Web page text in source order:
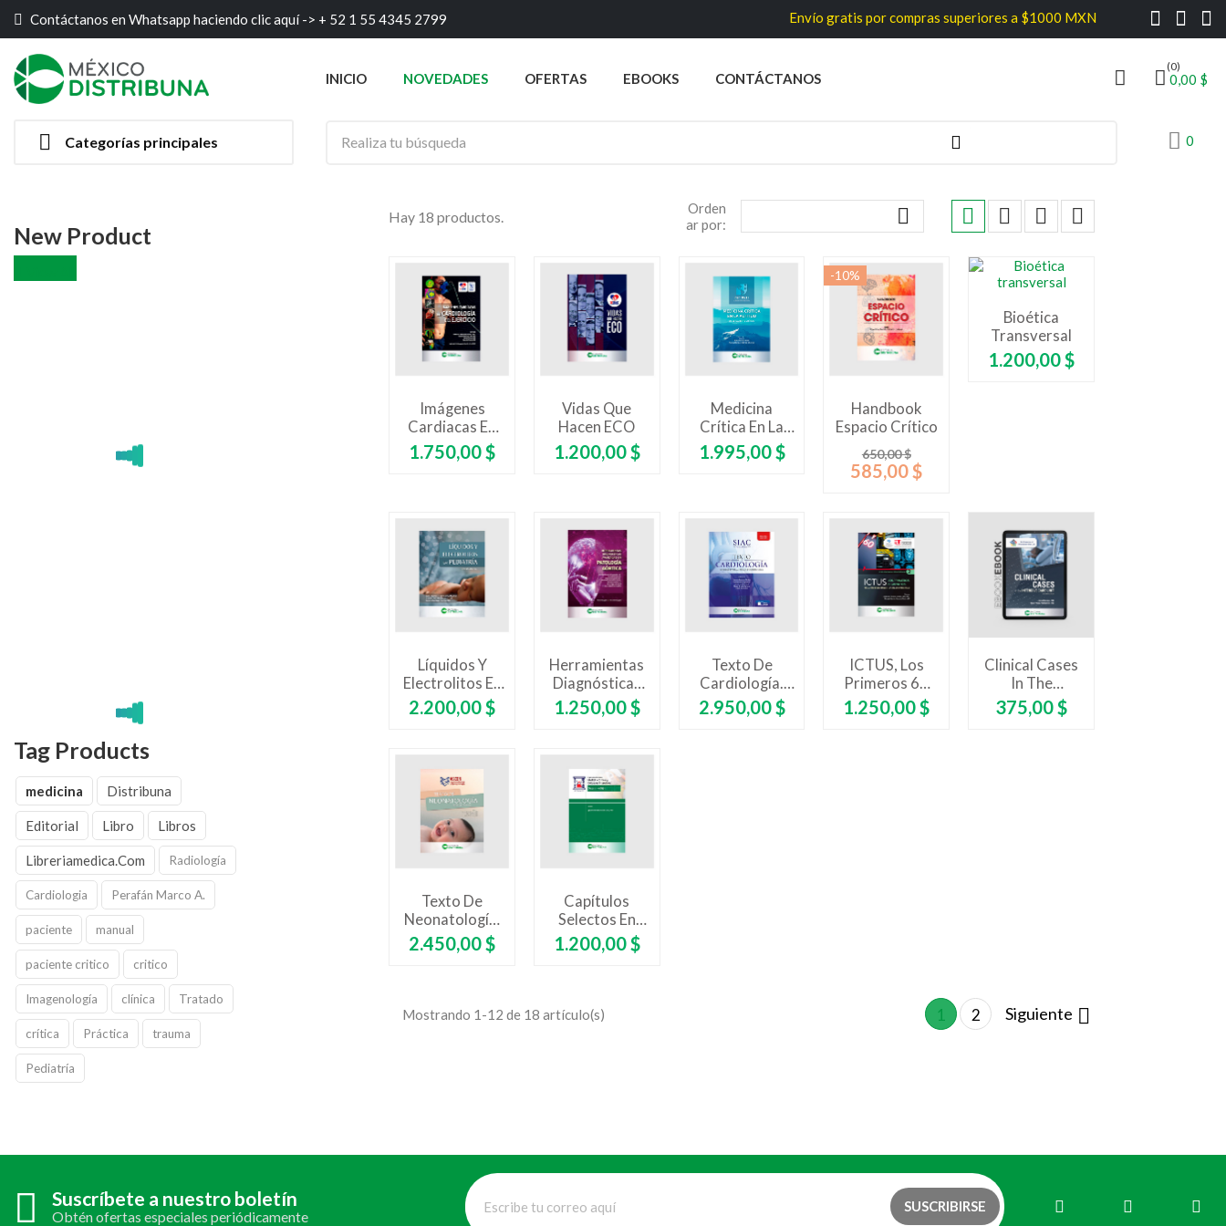
Contáctanos en Whatsapp haciendo clic aquí -> + 52 1 55 4345 2799 Envío gratis por compras superiores a $1000 MXN
INICIO NOVEDADES OFERTAS EBOOKS CONTÁCTANOS 0,00 $
(0)
 Categorías principales 0
New Product
Tag Products
medicina Distribuna
Editorial Libro Libros
Libreriamedica.Com Radiología
Cardiologia Perafán Marco A.
paciente manual
paciente critico critico
Imagenología clínica Tratado
crítica Práctica trauma
Pediatría
Hay 18 productos.
Orden
ar por:
    
Imágenes
Cardiacas En
Cardiología Del
Ejercicio
Precio
1.750,00 $
Vidas Que
Hacen ECO
Precio
1.200,00 $
Medicina
Crítica En La
Altitud En El
Paciente
Precio
1.995,00 $
-10%
Handbook
Espacio Crítico
Precio
base
650,00 $Precio
585,00 $
Bioética
Transversal
Precio
1.200,00 $
Líquidos Y
Electrolitos En
Pediatría.
Segunda
Precio
2.200,00 $
Herramientas
Diagnósticas
Avanzadas En
Patología
Precio
1.250,00 $
Texto De
Cardiología.
Tercera Edición
- Sociedad
Precio
2.950,00 $
ICTUS, Los
Primeros 60
Minutos.
Tomando
Precio
1.250,00 $
Clinical Cases
In The
Intensive Care
Unit. Second
Precio
375,00 $
Texto De
Neonatología.
Segunda
Edición
Precio
2.450,00 $
Capítulos
Selectos En
Medicina
Crítica Y
Sepsis
Precio
1.200,00 $
Mostrando 1-12 de 18 artículo(s) 1 2 Siguiente 
Suscríbete a nuestro boletín
Obtén ofertas especiales periódicamente